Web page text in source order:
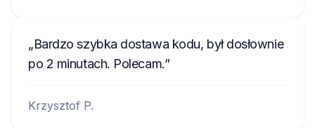
Bardzo szybka dostawa kodu, był dosłownie
po 2 minutach. Polecam.
Krzysztof P.